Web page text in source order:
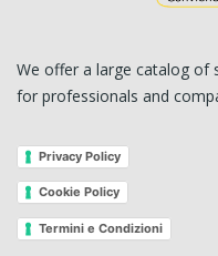
We offer a large catalog of
for professionals and
Privacy Policy
Cookie Policy
Termini e Condizioni